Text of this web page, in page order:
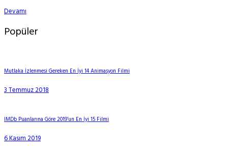
Devamı
Popüler
Mutlaka İzlenmesi Gereken En İyi 14 Animasyon Filmi
3 Temmuz 2018
IMDb Puanlarına Göre 2019’un En İyi 15 Filmi
6 Kasım 2019